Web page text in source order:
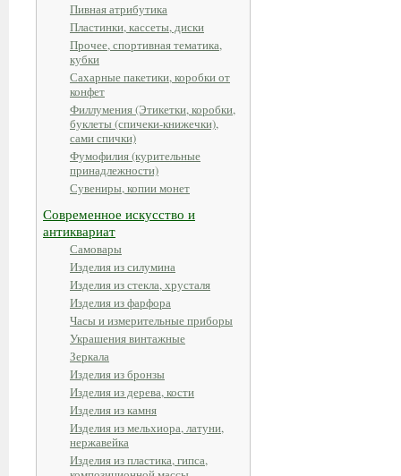
Пивная атрибутика
Пластинки, кассеты, диски
Прочее, спортивная тематика,
кубки
Сахарные пакетики, коробки от
конфет
Филлумения (Этикетки, коробки,
буклеты (спичеки-книжечки),
сами спички)
Фумофилия (курительные
принадлежности)
Сувениры, копии монет
Современное искусство и
антиквариат
Самовары
Изделия из силумина
Изделия из стекла, хрусталя
Изделия из фарфора
Часы и измерительные приборы
Украшения винтажные
Зеркала
Изделия из бронзы
Изделия из дерева, кости
Изделия из камня
Изделия из мельхиора, латуни,
нержавейка
Изделия из пластика, гипса,